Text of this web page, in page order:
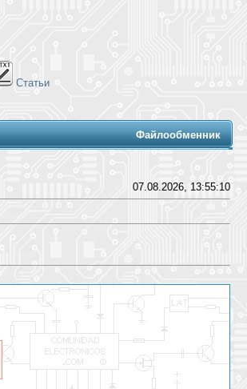
Статьи
Файлообменник
07.08.2026, 13:55:10